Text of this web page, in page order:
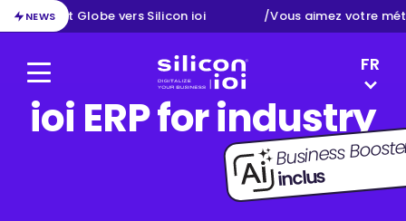
NEWS
d’Exact Globe vers Silicon ioi /Vous aimez votre
Menu
Silicon ioi
FR
EN
NL
DE
ioi ERP for industry
Business
inclus